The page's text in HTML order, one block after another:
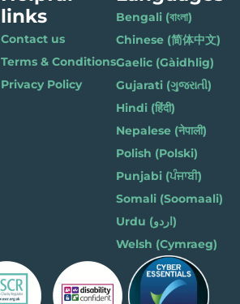
links
Contact us
Terms & Conditions
Privacy Policy
Bengali (বাংলা)
Chinese (简体中文)
Gaelic (Gàidhlig)
Gujarati (ગુજરાતી)
Hindi (हिंदी)
Nepalese (नेपाली)
Polish (Polski)
Punjabi (ਪੰਜਾਬੀ)
Somali (Soomaali)
Urdu (اردو)
Welsh (Cymraeg)